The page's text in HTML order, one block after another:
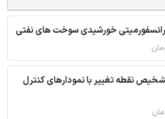
خورشیدی سوخت های نفتی
نقطه تغییر با نمودارهای کنترل